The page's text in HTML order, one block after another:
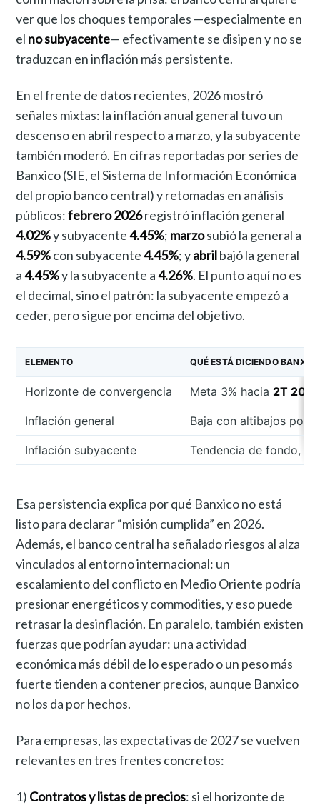
ver que los choques temporales —especialmente en
el no subyacente— efectivamente se disipen y no se
traduzcan en inflación más persistente.
En el frente de datos recientes, 2026 mostró
señales mixtas: la inflación anual general tuvo un
descenso en abril respecto a marzo, y la subyacente
también moderó. En cifras reportadas por series de
Banxico (SIE, el Sistema de Información Económica
del propio banco central) y retomadas en análisis
públicos:febrero 2026registró inflación general
4.02%y subyacente4.45%; marzosubió la general a
4.59%con subyacente4.45%; yabrilbajó la general
a4.45%y la subyacente a4.26%. El punto aquí no es
el decimal, sino el patrón: la subyacente empezó a
ceder, pero sigue por encima del objetivo.
ELEMENTO QUÉ ESTÁ DICIENDO
Horizonte de convergencia Meta 3% hacia 2T 2027
Inflación general Baja con altibajos por
Inflación subyacente Tendencia de fondo,
Esa persistencia explica por qué Banxico no está
listo para declarar “misión cumplida” en 2026.
Además, el banco central ha señalado riesgos al alza
vinculados al entorno internacional: un
escalamiento del conflicto en Medio Oriente podría
presionar energéticos y commodities, y eso puede
retrasar la desinflación. En paralelo, también existen
fuerzas que podrían ayudar: una actividad
económica más débil de lo esperado o un peso más
fuerte tienden a contener precios, aunque Banxico
no los da por hechos.
Para empresas, las expectativas de 2027 se vuelven
relevantes en tres frentes concretos:
1) Contratos y listas de precios: si el horizonte de